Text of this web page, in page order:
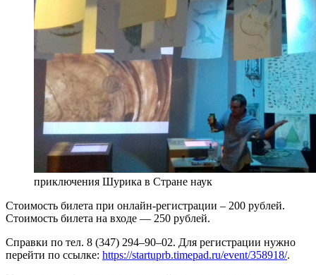
приключения Шурика в Стране наук
Стоимость билета при онлайн-регистрации – 200 рублей.
Стоимость билета на входе — 250 рублей.
Справки по тел. 8 (347) 294–90–02. Для регистрации нужно
перейти по ссылке: https://startuprb.timepad.ru/event/358918/.